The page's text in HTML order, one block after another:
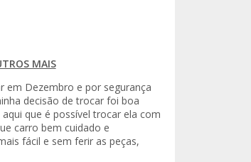
MAIS
em Dezembro e por segurança
decisão de trocar foi boa
que é possível trocar ela com
carro bem cuidado e
fácil e sem ferir as peças,